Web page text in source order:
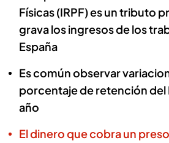
Físicas (IRPF) es un tributo
grava los ingresos de los
España
Es común observar
porcentaje de retención del
año
El dinero que cobra un